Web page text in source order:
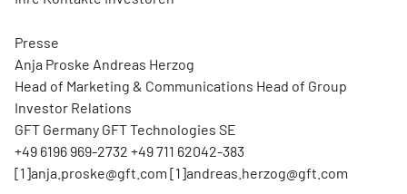
Presse
Anja Proske Andreas Herzog
Head of Marketing & Communications Head of Group
Investor Relations
GFT Germany GFT Technologies SE
+49 6196 969-2732 +49 711 62042-383
[1]anja.proske@gft.com [1]andreas.herzog@gft.com